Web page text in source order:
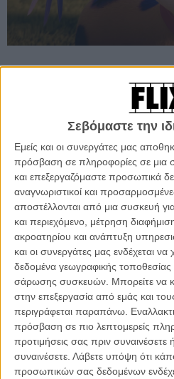
Σεβόμαστε την
Εμείς και οι συνεργάτες μας
πρόσβαση σε πληροφορίες σε μια
και επεξεργαζόμαστε προσωπικά
αναγνωριστικοί και
αποστέλλονται από μια συσκευή για
και περιεχόμενο, μέτρηση
ακροατηρίου και ανάπτυξη
και οι συνεργάτες μας ενδέχεται
δεδομένα γεωγραφικής
σάρωσης συσκευών. Μπορείτε να
στην επεξεργασία από εμάς και
περιγράφεται παραπάνω.
πρόσβαση σε πιο λεπτομερείς
προτιμήσεις σας πριν συναινέσετε
συναινέσετε. Λάβετε υπόψη ότι
προσωπικών σας δεδομένων
Προσθέστε το Flix
Η Μόξι είναι η γάτα της μικρής
που ζει με τους γονείς της σε μια
Ή μάλλον... η σκανταλιάρα Μόξι δεν
κάθε σούρουπο με τις φίλες της, τις
γάτες της γειτονιάς. Μόλις όμως
τρώει κονσέρβα, παίζει πιάνο με την
Οταν η οικογένεια αποφασίζει να
Γαλλία, η Μόξι τους ακολουθεί.
(και του Μπρουτ, ενός
αντιλαμβάνεται ότι η Μόξι έχει
ένα σατανικό σχέδιο: να την αρπάξει
έναν τηλεοπτικό διαγωνισμό
Talent), με μεγάλο χρηματικό έπαθλο.